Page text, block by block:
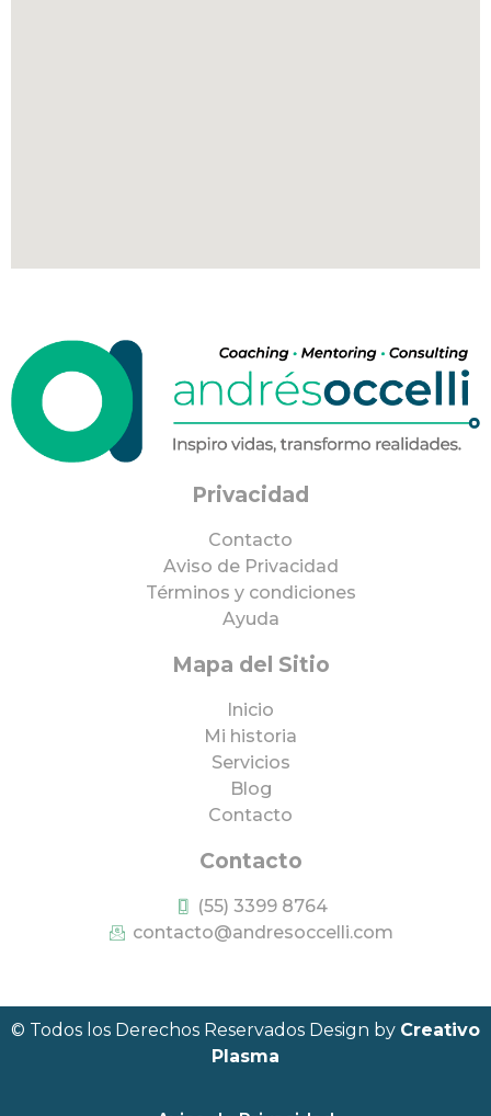
Privacidad
Contacto
Aviso de Privacidad
Términos y condiciones
Ayuda
Mapa del Sitio
Inicio
Mi historia
Servicios
Blog
Contacto
Contacto
(55) 3399 8764
contacto@andresoccelli.com
© Todos los Derechos Reservados Design by Creativo
Plasma